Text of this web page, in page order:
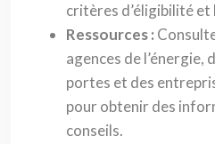
critères d’éligibilité
Ressources :
agences de l’énergie,
portes et des
pour obtenir des
conseils.